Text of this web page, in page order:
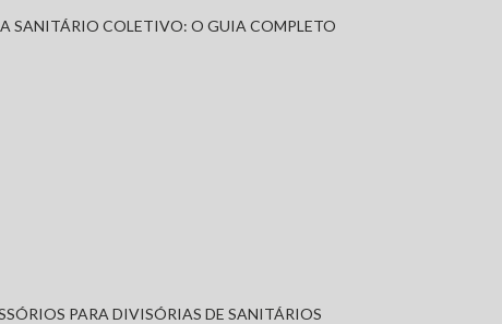
SANITÁRIO COLETIVO: O GUIA COMPLETO
PARA DIVISÓRIAS DE SANITÁRIOS